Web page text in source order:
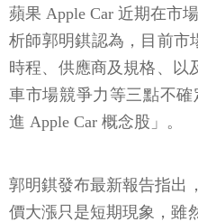
蘋果 Apple Car 近期在市
析師郭明錤認為，目前市
時程、供應商及規格、以
車市場競爭力等三點不
進 Apple Car 概念股」。
郭明錤發布最新報告指出
價大漲只是短期現象，雖